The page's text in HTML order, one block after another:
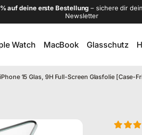
auf deine erste Bestellung – sichere dir
Newsletter
Watch MacBook Glasschutz
15 Glas, 9H Full-Screen Glasfolie